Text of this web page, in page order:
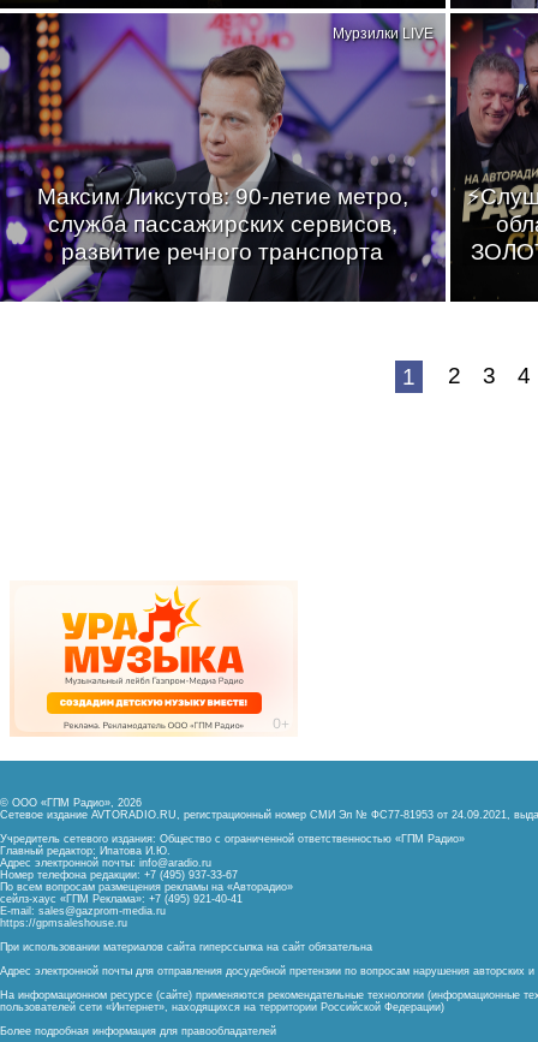
Максим Ликсутов: 90-летие метро,
служба пассажирских сервисов,
развитие речного транспорта
Мурзилки LIVE
1 2 3 4
© ООО «ГПМ Радио», 2026
Сетевое издание AVTORADIO.RU, регистрационный номер СМИ Эл № ФС77-81953 от 24.09.2021,
Учредитель сетевого издания: Общество с ограниченной ответственностью «ГПМ Радио»
Главный редактор: Ипатова И.Ю.
Адрес электронной почты: info@aradio.ru
Номер телефона редакции: +7 (495) 937-33-67
По всем вопросам размещения рекламы на «Авторадио»
сейлз-хаус «ГПМ Реклама»: +7 (495) 921-40-41
E-mail: sales@gazprom-media.ru
https://gpmsaleshouse.ru
При использовании материалов сайта гиперссылка на сайт обязательна
Адрес электронной почты для отправления досудебной претензии по вопросам нарушения авторских
На информационном ресурсе (сайте) применяются рекомендательные технологии (информационные
пользователей сети «Интернет», находящихся на территории Российской Федерации)
Более подробная информация для правообладателей